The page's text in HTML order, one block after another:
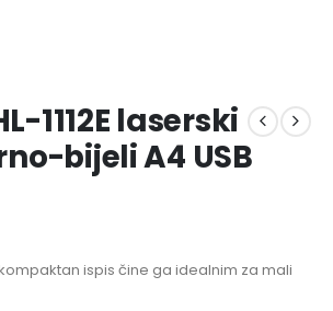
1112E laserski
bijeli A4 USB
ispis čine ga idealnim za mali